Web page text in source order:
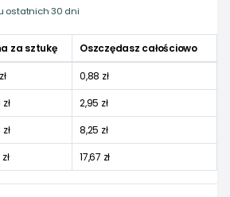
ostatnich 30 dni
za sztukę Oszczędasz całościowo
0,88 zł
2,95 zł
8,25 zł
17,67 zł